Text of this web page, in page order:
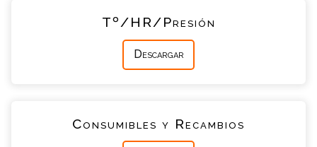
Tº/HR/Presión
Descargar
Consumibles y Recambios